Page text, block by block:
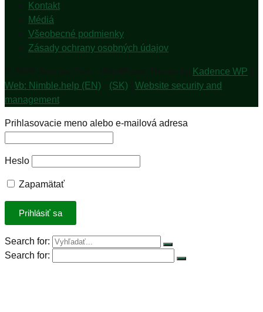
Kontakt
Médiá
Všeobecné podmienky
Zásady ochrany osobných údajov
Kadence WP
Web: Nimble.help (EN)
(SK)
Website security and
management
Prihlasovacie meno alebo e-mailová adresa
Heslo
Zapamätať
Search for:
Search for: